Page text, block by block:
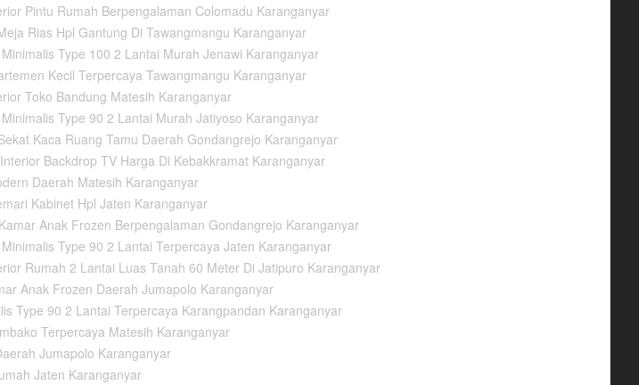
Pintu Rumah Berpengalaman Colomadu Karanganyar
Rias Hpl Gantung Di Tawangmangu Karanganyar
Type 100 2 Lantai Murah Jenawi Karanganyar
Kecil Terpercaya Tawangmangu Karanganyar
Toko Bandung Matesih Karanganyar
Type 90 2 Lantai Murah Jatiyoso Karanganyar
Kaca Ruang Tamu Daerah Gondangrejo Karanganyar
Backdrop TV Harga Di Kebakkramat Karanganyar
Daerah Matesih Karanganyar
Kabinet Hpl Jaten Karanganyar
Anak Frozen Berpengalaman Gondangrejo Karanganyar
Type 90 2 Lantai Terpercaya Jaten Karanganyar
Rumah 2 Lantai Luas Tanah 60 Meter Di Jatipuro Karanganyar
Anak Frozen Daerah Jumapolo Karanganyar
Type 90 2 Lantai Terpercaya Karangpandan Karanganyar
Terpercaya Matesih Karanganyar
Jumapolo Karanganyar
Jaten Karanganyar